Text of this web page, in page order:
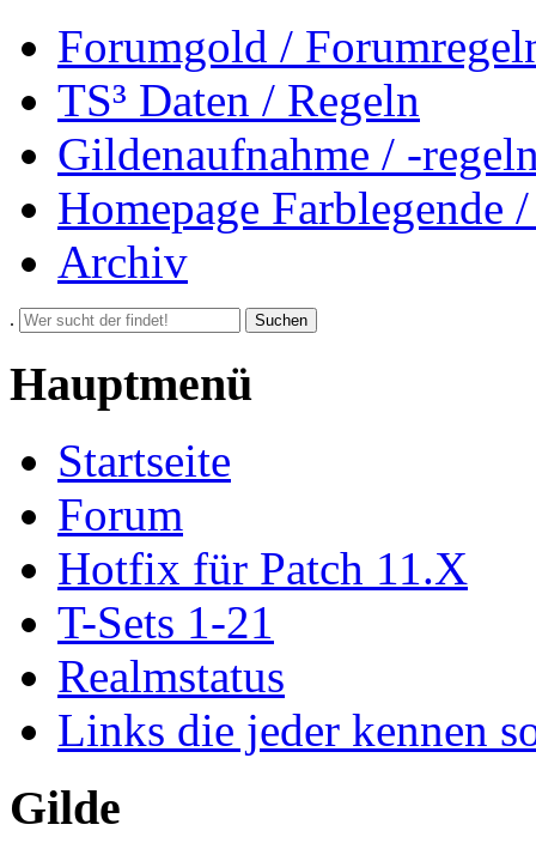
Forumgold /
TS³ Daten / Regeln
Gildenaufnahme / -
Homepage Farblegende
Archiv
. Suchen
Hauptmenü
Startseite
Forum
Hotfix für Patch 11.X
T-Sets 1-21
Realmstatus
Links die jeder kennen
Gilde